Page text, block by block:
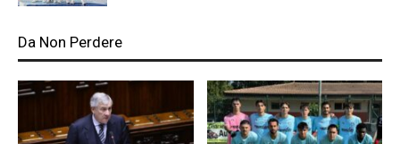
Da Non Perdere